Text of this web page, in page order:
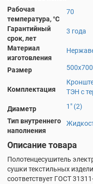
Рабочая
температура, °С
70
Гарантийный
срок, лет
3 года
Материал
изготовления
Размер 500х700
Комплектация
ТЭН с
Диаметр
1" (2)
Тип внутреннего
наполнения
Описание товара
Полотенцесушитель
сушки текстильных
соответствует ГОСТ